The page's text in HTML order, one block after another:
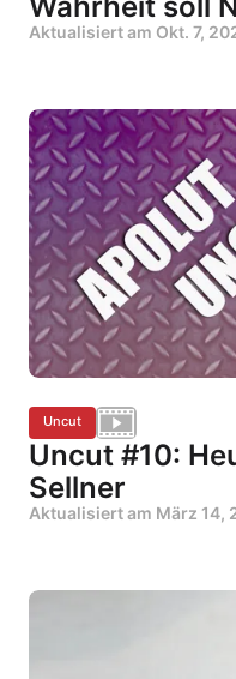
Aktualisiert am Okt. 7,
Uncut
Uncut #10:
Sellner
Aktualisiert am März 14,